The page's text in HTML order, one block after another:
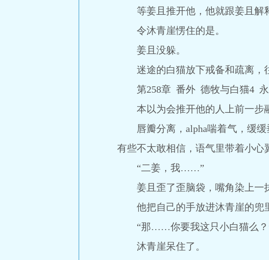
等姜且推开他，他就跟姜且解
令沐青崖愣住的是。
姜且没躲。
迷途的白猫放下戒备和疏离，往
第258章 番外 德牧与白猫4
本以为会推开他的人上前一步融
唇瓣分离，alpha喘着气，缓缓
有些不太敢相信，语气里带着小心
“二姜，我……”
姜且歪了歪脑袋，嘴角染上一
他把自己的手放进沐青崖的兜
“那……你要我这只小白猫么？
沐青崖呆住了。